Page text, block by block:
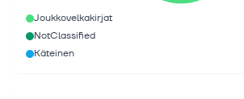
Joukkovelkakirjat
NotClassified
Käteinen